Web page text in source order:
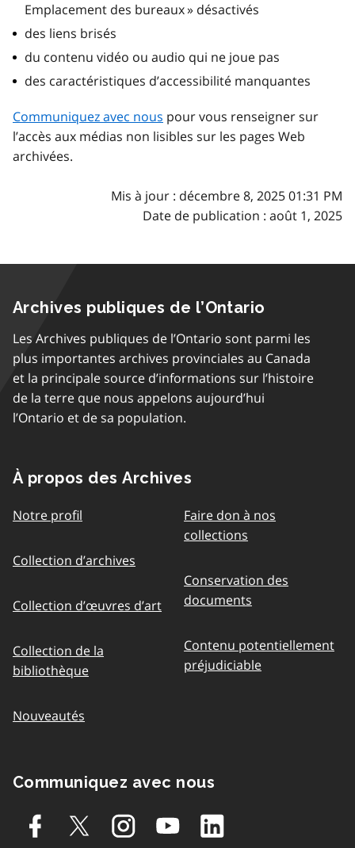
Emplacement des bureaux » désactivés
des liens brisés
du contenu vidéo ou audio qui ne joue pas
des caractéristiques d’accessibilité manquantes
Communiquez avec nous pour vous renseigner sur
l’accès aux médias non lisibles sur les pages Web
archivées.
Mis à jour : décembre 8, 2025 01:31 PM
Date de publication : août 1, 2025
Archives publiques de l’Ontario
Les Archives publiques de l’Ontario sont parmi les
plus importantes archives provinciales au Canada
et la principale source d’informations sur l’histoire
de la terre que nous appelons aujourd’hui
l’Ontario et de sa population.
À propos des Archives
Notre profil
Collection d’archives
Collection d’œuvres d’art
Collection de la
bibliothèque
Nouveautés
Faire don à nos
collections
Conservation des
documents
Contenu potentiellement
préjudiciable
Communiquez avec nous